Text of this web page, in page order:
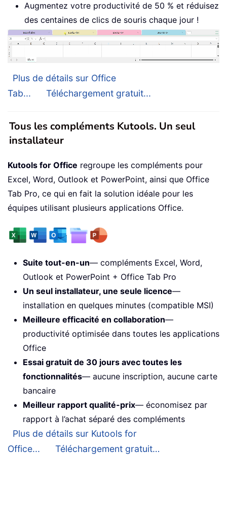
Augmentez votre productivité de 50 % et réduisez
des centaines de clics de souris chaque jour !
Plus de détails sur Office
Tab...
Téléchargement gratuit...
Tous les compléments Kutools. Un seul
installateur
Kutools for Office regroupe les compléments pour
Excel, Word, Outlook et PowerPoint, ainsi que Office
Tab Pro, ce qui en fait la solution idéale pour les
équipes utilisant plusieurs applications Office.
Suite tout-en-un— compléments Excel, Word,
Outlook et PowerPoint + Office Tab Pro
Un seul installateur, une seule licence—
installation en quelques minutes (compatible MSI)
Meilleure efficacité en collaboration—
productivité optimisée dans toutes les applications
Office
Essai gratuit de 30 jours avec toutes les
fonctionnalités— aucune inscription, aucune carte
bancaire
Meilleur rapport qualité-prix— économisez par
rapport à l’achat séparé des compléments
Plus de détails sur Kutools for
Office...
Téléchargement gratuit…